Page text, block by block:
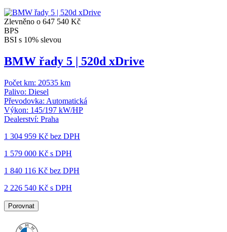
Zlevněno o 647 540 Kč
BPS
BSI s 10% slevou
BMW řady 5 | 520d xDrive
Počet km: 20535 km
Palivo: Diesel
Převodovka: Automatická
Výkon: 145/197 kW/HP
Dealerství: Praha
1 304 959 Kč bez DPH
1 579 000 Kč s DPH
1 840 116 Kč bez DPH
2 226 540 Kč s DPH
Porovnat